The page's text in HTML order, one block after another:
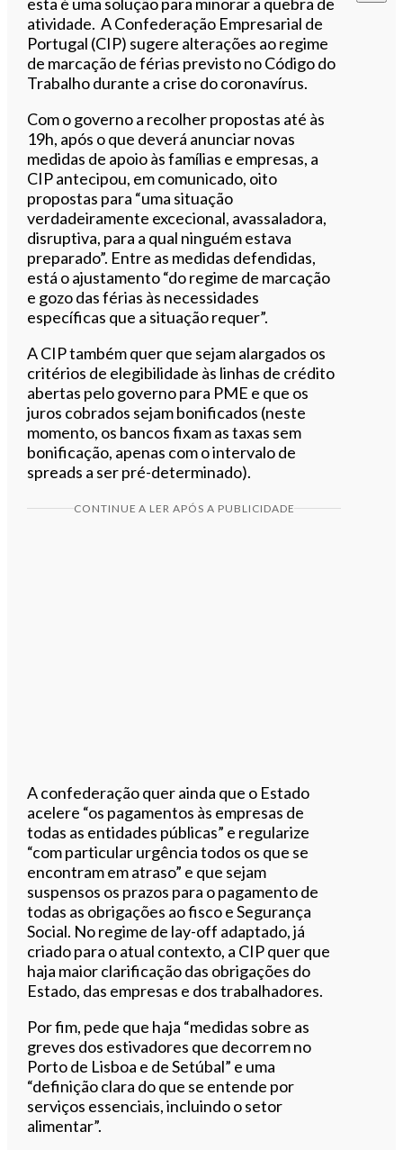
atividade. A Confederação Empresarial de
Portugal (CIP) sugere alterações ao regime
de marcação de férias previsto no Código do
Trabalho durante a crise do coronavírus.
Com o governo a recolher propostas até às
19h, após o que deverá anunciar novas
medidas de apoio às famílias e empresas, a
CIP antecipou, em comunicado, oito
propostas para “uma situação
verdadeiramente excecional, avassaladora,
disruptiva, para a qual ninguém estava
preparado”. Entre as medidas defendidas,
está o ajustamento “do regime de marcação
e gozo das férias às necessidades
específicas que a situação requer”.
A CIP também quer que sejam alargados os
critérios de elegibilidade às linhas de crédito
abertas pelo governo para PME e que os
juros cobrados sejam bonificados (neste
momento, os bancos fixam as taxas sem
bonificação, apenas com o intervalo de
spreads a ser pré-determinado).
CONTINUE A LER APÓS A PUBLICIDADE
A confederação quer ainda que o Estado
acelere “os pagamentos às empresas de
todas as entidades públicas” e regularize
“com particular urgência todos os que se
encontram em atraso” e que sejam
suspensos os prazos para o pagamento de
todas as obrigações ao fisco e Segurança
Social. No regime de lay-off adaptado, já
criado para o atual contexto, a CIP quer que
haja maior clarificação das obrigações do
Estado, das empresas e dos trabalhadores.
Por fim, pede que haja “medidas sobre as
greves dos estivadores que decorrem no
Porto de Lisboa e de Setúbal” e uma
“definição clara do que se entende por
serviços essenciais, incluindo o setor
alimentar”.